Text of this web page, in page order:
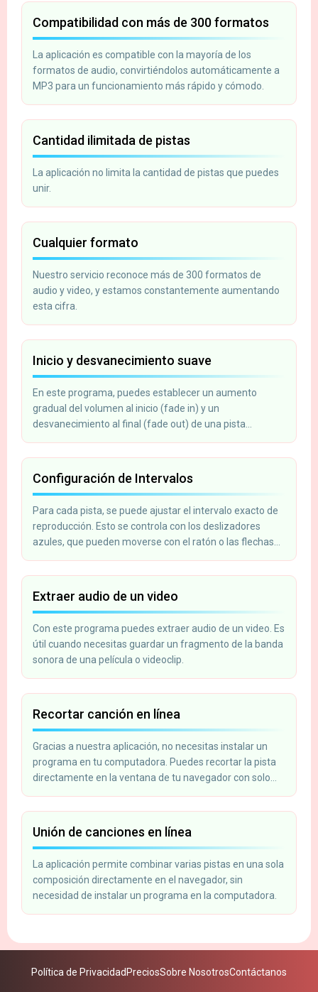
Compatibilidad con más de 300 formatos
La aplicación es compatible con la mayoría de los
formatos de audio, convirtiéndolos automáticamente a
MP3 para un funcionamiento más rápido y cómodo.
Cantidad ilimitada de pistas
La aplicación no limita la cantidad de pistas que puedes
unir.
Cualquier formato
Nuestro servicio reconoce más de 300 formatos de
audio y video, y estamos constantemente aumentando
esta cifra.
Inicio y desvanecimiento suave
En este programa, puedes establecer un aumento
gradual del volumen al inicio (fade in) y un
desvanecimiento al final (fade out) de una pista
llamada para un teléfono móvil.
Configuración de Intervalos
Para cada pista, se puede ajustar el intervalo exacto de
reproducción. Esto se controla con los deslizadores
azules, que pueden moverse con el ratón o las flechas
Extraer audio de un video
Con este programa puedes extraer audio de un video. Es
útil cuando necesitas guardar un fragmento de la banda
sonora de una película o videoclip.
Recortar canción en línea
Gracias a nuestra aplicación, no necesitas instalar un
programa en tu computadora. Puedes recortar la pista
directamente en la ventana de tu navegador con solo
guárdalo en tu computadora.
Unión de canciones en línea
La aplicación permite combinar varias pistas en una sola
composición directamente en el navegador, sin
necesidad de instalar un programa en la computadora.
Política de Privacidad PreciosSobre NosotrosContáctanos